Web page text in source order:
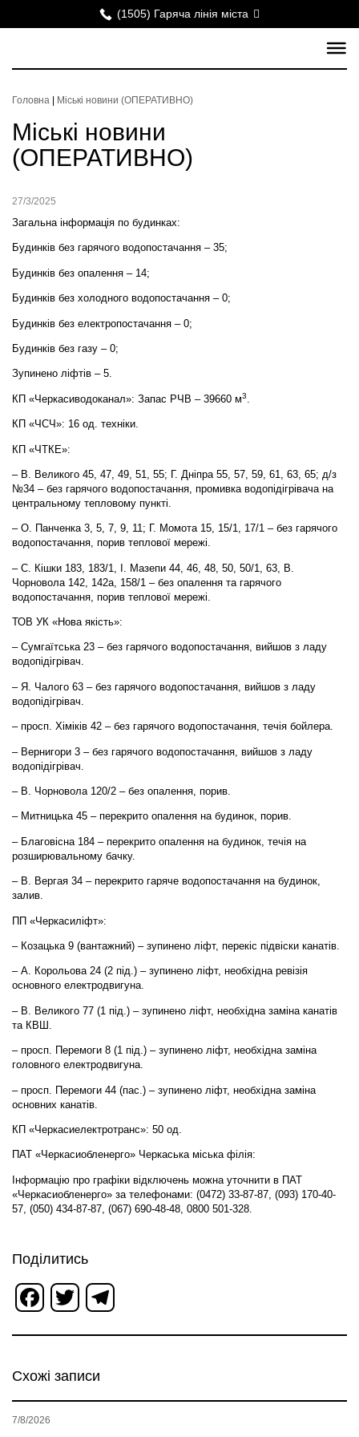
(1505) Гаряча лінія міста
Головна Міські новини (ОПЕРАТИВНО)
Міські новини
(ОПЕРАТИВНО)
27/3/2025
Загальна інформація по будинках:
Будинків без гарячого водопостачання – 35;
Будинків без опалення – 14;
Будинків без холодного водопостачання – 0;
Будинків без електропостачання – 0;
Будинків без газу – 0;
Зупинено ліфтів – 5.
КП «Черкасиводоканал»: Запас РЧВ – 39660 м3
КП «ЧСЧ»: 16 од. техніки.
КП «ЧТКЕ»:
– В. Великого 45, 47, 49, 51, 55; Г. Дніпра 55, 57, 59, 61, 63, 65; д/з
№34 – без гарячого водопостачання, промивка водопідігрівача на
центральному тепловому пункті.
– О. Панченка 3, 5, 7, 9, 11; Г. Момота 15, 15/1, 17/1 – без гарячого
водопостачання, порив теплової мережі.
– С. Кішки 183, 183/1, І. Мазепи 44, 46, 48, 50, 50/1, 63, В.
Чорновола 142, 142а, 158/1 – без опалення та гарячого
водопостачання, порив теплової мережі.
ТОВ УК «Нова якість»:
– Сумгаїтська 23 – без гарячого водопостачання, вийшов з ладу
водопідігрівач.
– Я. Чалого 63 – без гарячого водопостачання, вийшов з ладу
водопідігрівач.
– просп. Хіміків 42 – без гарячого водопостачання, течія бойлера.
– Вернигори 3 – без гарячого водопостачання, вийшов з ладу
водопідігрівач.
– В. Чорновола 120/2 – без опалення, порив.
– Митницька 45 – перекрито опалення на будинок, порив.
– Благовісна 184 – перекрито опалення на будинок, течія на
розширювальному бачку.
– В. Вергая 34 – перекрито гаряче водопостачання на будинок,
залив.
ПП «Черкасиліфт»:
– Козацька 9 (вантажний) – зупинено ліфт, перекіс підвіски канатів.
– А. Корольова 24 (2 під.) – зупинено ліфт, необхідна ревізія
основного електродвигуна.
– В. Великого 77 (1 під.) – зупинено ліфт, необхідна заміна канатів
та КВШ.
– просп. Перемоги 8 (1 під.) – зупинено ліфт, необхідна заміна
головного електродвигуна.
– просп. Перемоги 44 (пас.) – зупинено ліфт, необхідна заміна
основних канатів.
КП «Черкасиелектротранс»: 50 од.
ПАТ «Черкасиобленерго» Черкаська міська філія:
Інформацію про графіки відключень можна уточнити в ПАТ
«Черкасиобленерго» за телефонами: (0472) 33-87-87, (093) 170-40-
57, (050) 434-87-87, (067) 690-48-48, 0800 501-328.
Поділитись
Facebook
Twitter
Схожі записи
7/8/2026